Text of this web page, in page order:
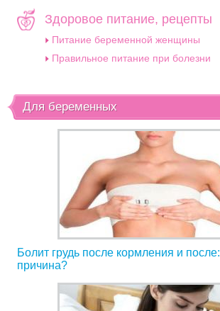
Здоровое питание, рецепты
Питание беременной женщины
Правильное питание при болезни
Для беременных
Болит грудь после кормления и
причина?